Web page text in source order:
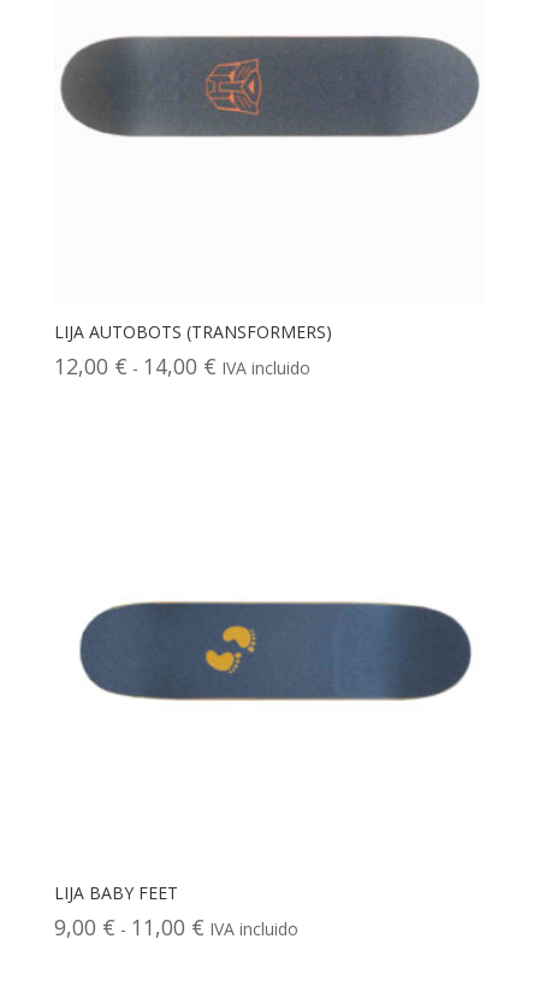
LIJA AUTOBOTS (TRANSFORMERS)
12,00 € - 14,00 €Rango
IVA incluido
LIJA BABY FEET
9,00 € - 11,00 €Rango
IVA incluido